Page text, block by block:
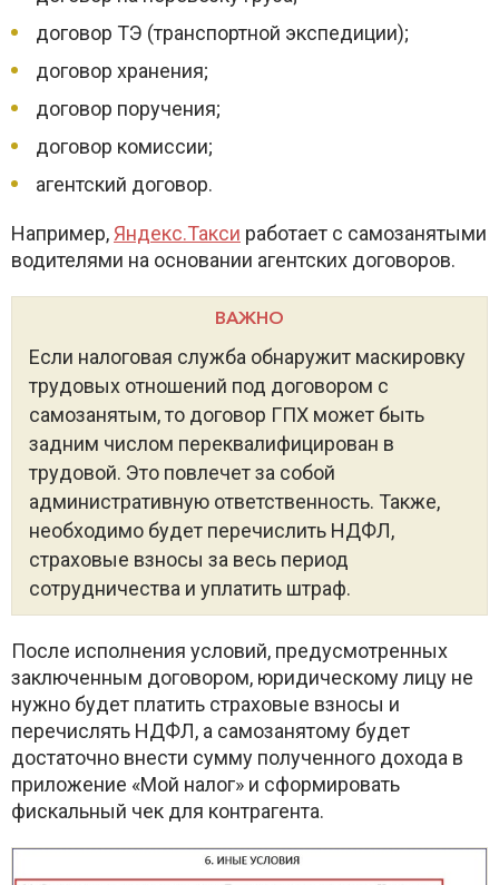
договор ТЭ (транспортной экспедиции);
договор хранения;
договор поручения;
договор комиссии;
агентский договор.
Например, Яндекс.Такси работает с самозанятыми
водителями на основании агентских договоров.
ВАЖНО
Если налоговая служба обнаружит маскировку
трудовых отношений под договором с
самозанятым, то договор ГПХ может быть
задним числом переквалифицирован в
трудовой. Это повлечет за собой
административную ответственность. Также,
необходимо будет перечислить НДФЛ,
страховые взносы за весь период
сотрудничества и уплатить штраф.
После исполнения условий, предусмотренных
заключенным договором, юридическому лицу не
нужно будет платить страховые взносы и
перечислять НДФЛ, а самозанятому будет
достаточно внести сумму полученного дохода в
приложение «Мой налог» и сформировать
фискальный чек для контрагента.